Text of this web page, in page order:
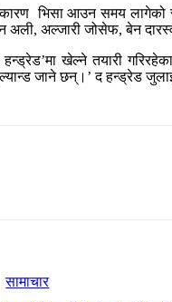
कारण भिसा आउन समय
अली, अल्जारी जोसेफ, बेन
खेल्ने तयारी
जाने छन्।’ द हन्ड्रेड
सामाचार